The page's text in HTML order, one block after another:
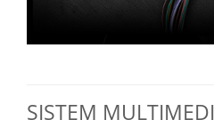
SISTEM